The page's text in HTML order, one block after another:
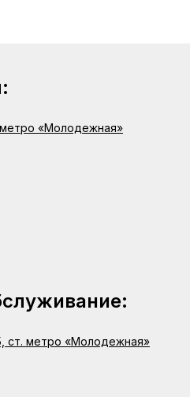
метро «Молодежная»
ст. метро «Молодежная»